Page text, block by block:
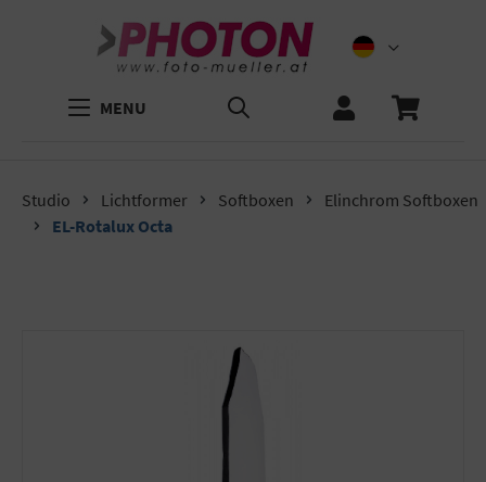
MENU
Studio Lichtformer Softboxen
Elinchrom Softboxen
EL-Rotalux Octa